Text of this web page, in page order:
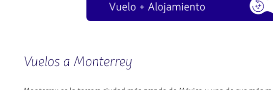
Vuelos a Monterrey